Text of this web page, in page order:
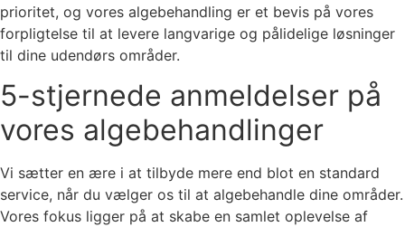
prioritet, og vores algebehandling er et bevis på vores
forpligtelse til at levere langvarige og pålidelige løsninger
til dine udendørs områder.
5-stjernede anmeldelser på
vores algebehandlinger
Vi sætter en ære i at tilbyde mere end blot en standard
service, når du vælger os til at algebehandle dine områder.
Vores fokus ligger på at skabe en samlet oplevelse af